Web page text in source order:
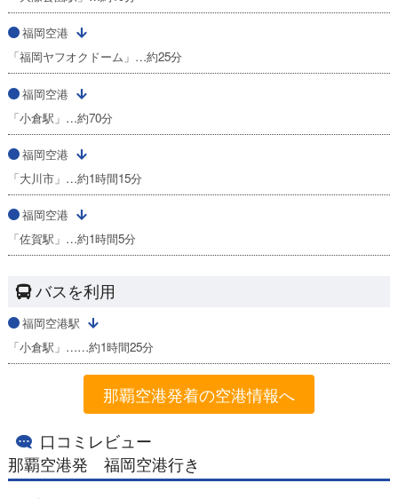
福岡空港
「福岡ヤフオクドーム」…約25分
福岡空港
「小倉駅」…約70分
福岡空港
「大川市」…約1時間15分
福岡空港
「佐賀駅」…約1時間5分
バスを利用
福岡空港駅
「小倉駅」……約1時間25分
那覇空港発着の空港情報へ
口コミレビュー
那覇空港発 福岡空港行き